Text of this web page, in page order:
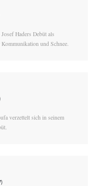
Haders Debüt als
und Schnee.
verzettelt sich in seinem